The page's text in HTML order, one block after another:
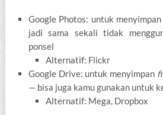
Google Photos: untuk
jadi sama sekali tidak
ponsel
Alternatif: Flickr
Google Drive: untuk menyimpan
— bisa juga kamu gunakan untuk
Alternatif: Mega, Dropbox